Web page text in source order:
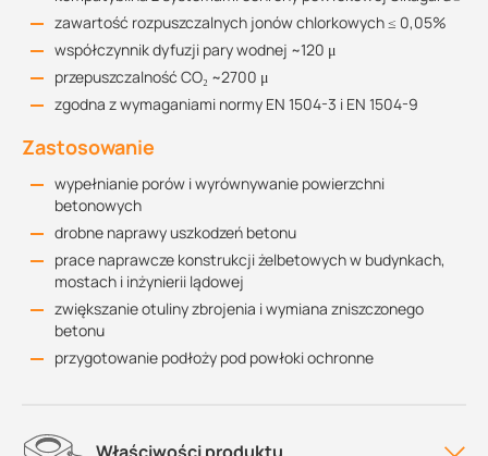
zawartość rozpuszczalnych jonów chlorkowych ≤ 0,05%
współczynnik dyfuzji pary wodnej ~120 μ
przepuszczalność CO₂ ~2700 μ
zgodna z wymaganiami normy EN 1504-3 i EN 1504-9
Zastosowanie
wypełnianie porów i wyrównywanie powierzchni
betonowych
drobne naprawy uszkodzeń betonu
prace naprawcze konstrukcji żelbetowych w budynkach,
mostach i inżynierii lądowej
zwiększanie otuliny zbrojenia i wymiana zniszczonego
betonu
przygotowanie podłoży pod powłoki ochronne